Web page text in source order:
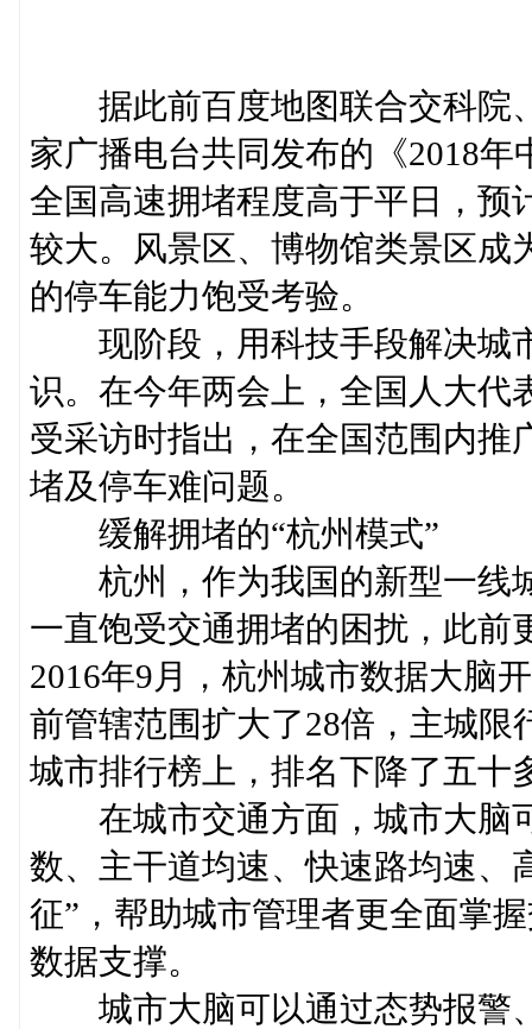
据此前百度地图联合交科院
家广播电台共同发布的《2018
全国高速拥堵程度高于平日，预
较大。风景区、博物馆类景区成
的停车能力饱受考验。
现阶段，用科技手段解决城
识。在今年两会上，全国人大代
受采访时指出，在全国范围内推
堵及停车难问题。
缓解拥堵的“杭州模式”
杭州，作为我国的新型一线
一直饱受交通拥堵的困扰，此前
2016年9月，杭州城市数据大脑
前管辖范围扩大了28倍，主城
城市排行榜上，排名下降了五十
在城市交通方面，城市大脑
数、主干道均速、快速路均速、
征”，帮助城市管理者更全面掌
数据支撑。
城市大脑可以通过态势报警